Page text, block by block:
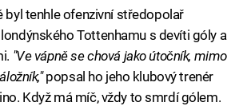
byl tenhle ofenzivní středopolař
Tottenhamu s devíti góly a
"Ve vápně se chová jako útočník, mimo
popsal ho jeho klubový trenér
Když má míč, vždy to smrdí gólem.